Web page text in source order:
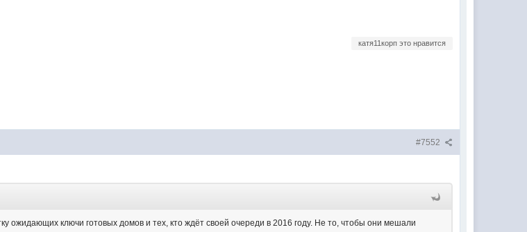
катя11корп это нравится
#7552
ожидающих ключи готовых домов и тех, кто ждёт своей очереди в 2016 году. Не то, чтобы они мешали